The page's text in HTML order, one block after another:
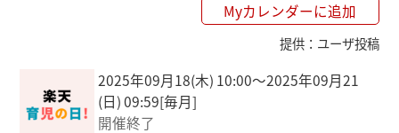
※特典ポイントは税抜、送料別、クーポン
適用後の金額に対して付与されます。
Myカレンダーに追加
提供： ユーザ投稿
2025年09月18(木) 10:00〜2025年09月21
(日) 09:59[毎月]
開催終了